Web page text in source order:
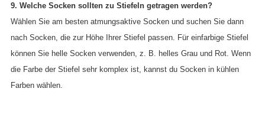
9. Welche Socken sollten zu Stiefeln getragen werden?
Wählen Sie am besten atmungsaktive Socken und suchen Sie dann
nach Socken, die zur Höhe Ihrer Stiefel passen. Für einfarbige Stiefel
können Sie helle Socken verwenden, z. B. helles Grau und Rot. Wenn
die Farbe der Stiefel sehr komplex ist, kannst du Socken in kühlen
Farben wählen.